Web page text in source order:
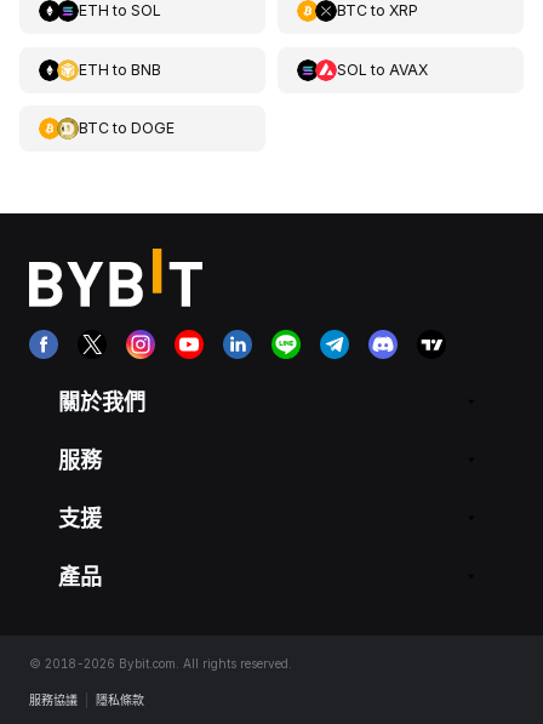
ETH to SOL BTCto XRP
ETH to BNB SOL to AVAX
BTCto DOGE
關於我們
服務
支援
產品
© 2018-2026 Bybit.com. All rights reserved.
服務協議 隱私條款